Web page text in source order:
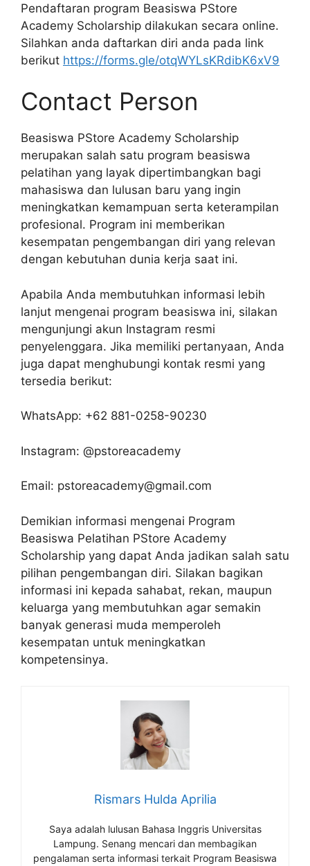
Pendaftaran program Beasiswa PStore
Academy Scholarship dilakukan secara online.
Silahkan anda daftarkan diri anda pada link
berikut https://forms.gle/otqWYLsKRdibK6xV9
Contact Person
Beasiswa PStore Academy Scholarship
merupakan salah satu program beasiswa
pelatihan yang layak dipertimbangkan bagi
mahasiswa dan lulusan baru yang ingin
meningkatkan kemampuan serta keterampilan
profesional. Program ini memberikan
kesempatan pengembangan diri yang relevan
dengan kebutuhan dunia kerja saat ini.
Apabila Anda membutuhkan informasi lebih
lanjut mengenai program beasiswa ini, silakan
mengunjungi akun Instagram resmi
penyelenggara. Jika memiliki pertanyaan, Anda
juga dapat menghubungi kontak resmi yang
tersedia berikut:
WhatsApp: +62 881-0258-90230
Instagram: @pstoreacademy
Email: pstoreacademy@gmail.com
Demikian informasi mengenai Program
Beasiswa Pelatihan PStore Academy
Scholarship yang dapat Anda jadikan salah satu
pilihan pengembangan diri. Silakan bagikan
informasi ini kepada sahabat, rekan, maupun
keluarga yang membutuhkan agar semakin
banyak generasi muda memperoleh
kesempatan untuk meningkatkan
kompetensinya.
Rismars Hulda Aprilia
Saya adalah lulusan Bahasa Inggris Universitas
Lampung. Senang mencari dan membagikan
pengalaman serta informasi terkait Program Beasiswa